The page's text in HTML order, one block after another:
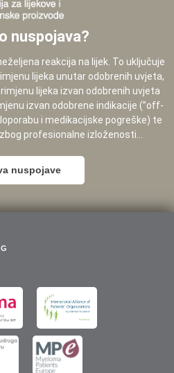
nuspojava?
reakcija na lijek. To uključuje
lijeka unutar odobrenih uvjeta,
lijeka izvan odobrenih uvjeta
izvan odobrene indikacije (”off-
i medikacijske pogreške) te
profesionalne izloženosti...
nuspojave